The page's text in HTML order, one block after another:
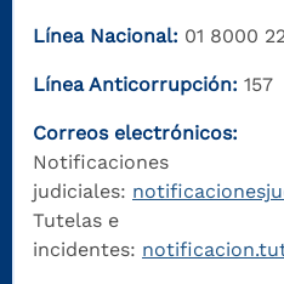
Línea Nacional: 01 8000
Línea Anticorrupción: 157
Correos electrónicos:
Notificaciones
judiciales:
Tutelas e
incidentes: